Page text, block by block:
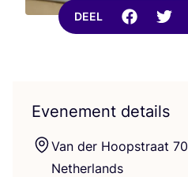
DEEL
Evenement details
Van der Hoop­straat 70
Netherlands